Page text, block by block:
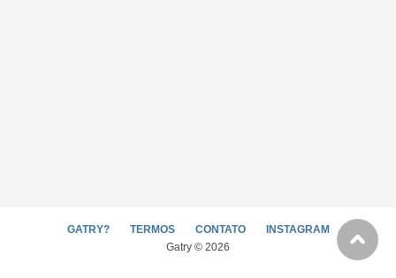
GATRY? TERMOS CONTATO
INSTAGRAM
Gatry © 2026